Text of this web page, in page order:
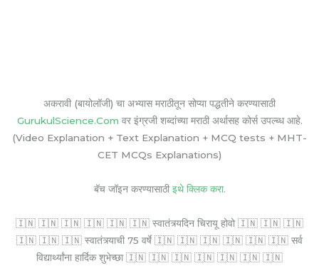
अकरावी (बायोलॉजी) चा अभ्यास मराठीतून सोप्या पद्धतीने करण्यासाठी
GurukulScience.Com वर इंग्रजी शब्दांच्या मराठी अर्थासह कोर्स उपल्ब्ध आहे.
(Video Explanation + Text Explanation + MCQ tests + MHT-
CET MCQs Explanations)
बॅच जॉइन करण्यासाठी इथे क्लिक करा.
🇮🇳 🇮🇳 🇮🇳 🇮🇳 🇮🇳 🇮🇳 स्वातंत्र्यदिन चिरायू होवो 🇮🇳 🇮🇳 🇮🇳
🇮🇳 🇮🇳 🇮🇳 स्वातंत्र्याची 75 वर्षे 🇮🇳 🇮🇳 🇮🇳 🇮🇳 🇮🇳 🇮🇳 सर्व
विद्यार्थ्यांना हार्दिक शुभेच्छा 🇮🇳 🇮🇳 🇮🇳 🇮🇳 🇮🇳 🇮🇳 🇮🇳